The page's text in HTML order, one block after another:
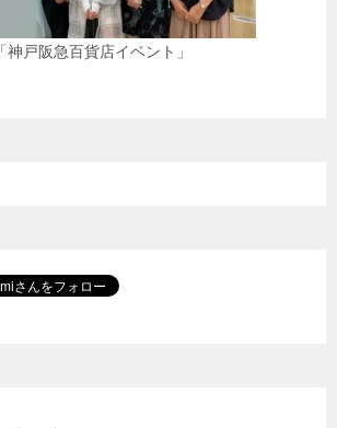
「神戸阪急百貨店イベント」